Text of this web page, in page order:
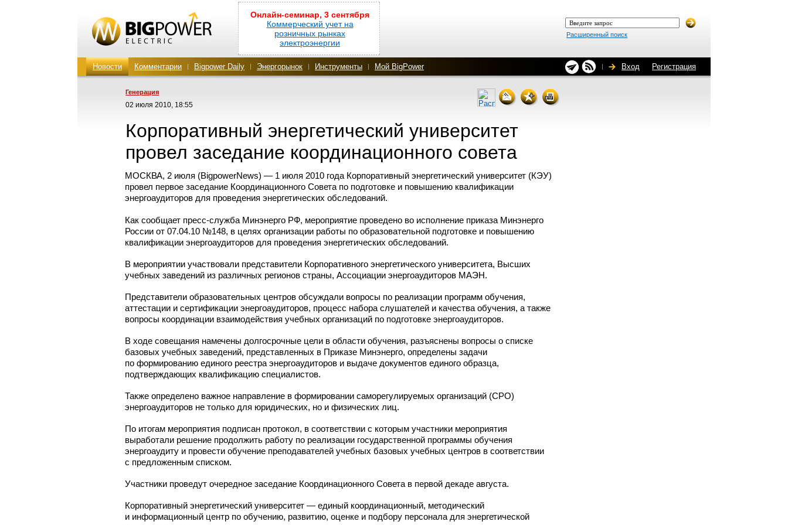
Онлайн-семинар, 3 сентября
Коммерческий учет на
розничных рынках
электроэнергии
Расширенный поиск
Новости Комментарии Bigpower Daily Энергорынок Инструменты Мой BigPower Вход Регистрация
Генерация
02 июля 2010, 18:55
Корпоративный энергетический университет
провел заседание координационного совета
МОСКВА, 2 июля (BigpowerNews) — 1 июля 2010 года Корпоративный энергетический университет (КЭУ)
провел первое заседание Координационного Cовета по подготовке и повышению квалификации
энергоаудиторов для проведения энергетических обследований.
Как сообщает пресс-служба Минэнерго РФ, мероприятие проведено во исполнение приказа Минэнерго
России от 07.04.10 №148, в целях организации работы по образовательной подготовке и повышению
квалификации энергоаудиторов для проведения энергетических обследований.
В мероприятии участвовали представители Корпоративного энергетического университета, Высших
учебных заведений из различных регионов страны, Ассоциации энергоаудиторов МАЭН.
Представители образовательных центров обсуждали вопросы по реализации программ обучения,
аттестации и сертификации энергоаудиторов, процесс набора слушателей и качества обучения, а также
вопросы координации взаимодействия учебных организаций по подготовке энергоаудиторов.
В ходе совещания намечены долгосрочные цели в области обучения, разъяснены вопросы о списке
базовых учебных заведений, представленных в Приказе Минэнерго, определены задачи
по формированию единого реестра энергоаудиторов и выдаче документов единого образца,
подтверждающих квалификацию специалистов.
Также определено важное направление в формировании саморегулируемых организаций (СРО)
энергоаудиторов не только для юридических, но и физических лиц.
По итогам мероприятия подписан протокол, в соответствии с которым участники мероприятия
выработали решение продолжить работу по реализации государственной программы обучения
энергоаудиту и провести обучение преподавателей учебных базовых учебных центров в соответствии
с предложенным списком.
Участники проведут очередное заседание Координационного Cовета в первой декаде августа.
Корпоративный энергетический университет — единый координационный, методический
и информационный центр по обучению, развитию, оценке и подбору персонала для энергетической